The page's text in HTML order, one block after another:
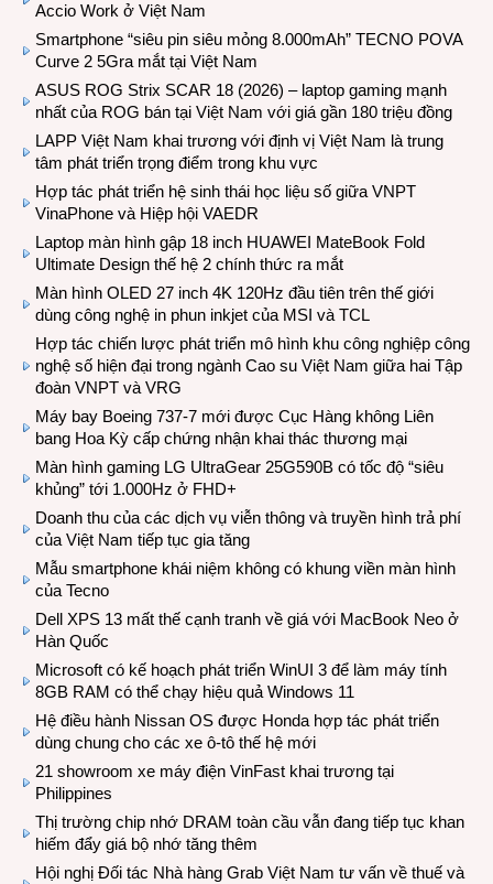
Accio Work ở Việt Nam
Smartphone “siêu pin siêu mỏng 8.000mAh” TECNO POVA
Curve 2 5Gra mắt tại Việt Nam
ASUS ROG Strix SCAR 18 (2026) – laptop gaming mạnh
nhất của ROG bán tại Việt Nam với giá gần 180 triệu đồng
LAPP Việt Nam khai trương với định vị Việt Nam là trung
tâm phát triển trọng điểm trong khu vực
Hợp tác phát triển hệ sinh thái học liệu số giữa VNPT
VinaPhone và Hiệp hội VAEDR
Laptop màn hình gập 18 inch HUAWEI MateBook Fold
Ultimate Design thế hệ 2 chính thức ra mắt
Màn hình OLED 27 inch 4K 120Hz đầu tiên trên thế giới
dùng công nghệ in phun inkjet của MSI và TCL
Hợp tác chiến lược phát triển mô hình khu công nghiệp công
nghệ số hiện đại trong ngành Cao su Việt Nam giữa hai Tập
đoàn VNPT và VRG
Máy bay Boeing 737-7 mới được Cục Hàng không Liên
bang Hoa Kỳ cấp chứng nhận khai thác thương mại
Màn hình gaming LG UltraGear 25G590B có tốc độ “siêu
khủng” tới 1.000Hz ở FHD+
Doanh thu của các dịch vụ viễn thông và truyền hình trả phí
của Việt Nam tiếp tục gia tăng
Mẫu smartphone khái niệm không có khung viền màn hình
của Tecno
Dell XPS 13 mất thế cạnh tranh về giá với MacBook Neo ở
Hàn Quốc
Microsoft có kế hoạch phát triển WinUI 3 để làm máy tính
8GB RAM có thể chạy hiệu quả Windows 11
Hệ điều hành Nissan OS được Honda hợp tác phát triển
dùng chung cho các xe ô-tô thế hệ mới
21 showroom xe máy điện VinFast khai trương tại
Philippines
Thị trường chip nhớ DRAM toàn cầu vẫn đang tiếp tục khan
hiếm đẩy giá bộ nhớ tăng thêm
Hội nghị Đối tác Nhà hàng Grab Việt Nam tư vấn về thuế và